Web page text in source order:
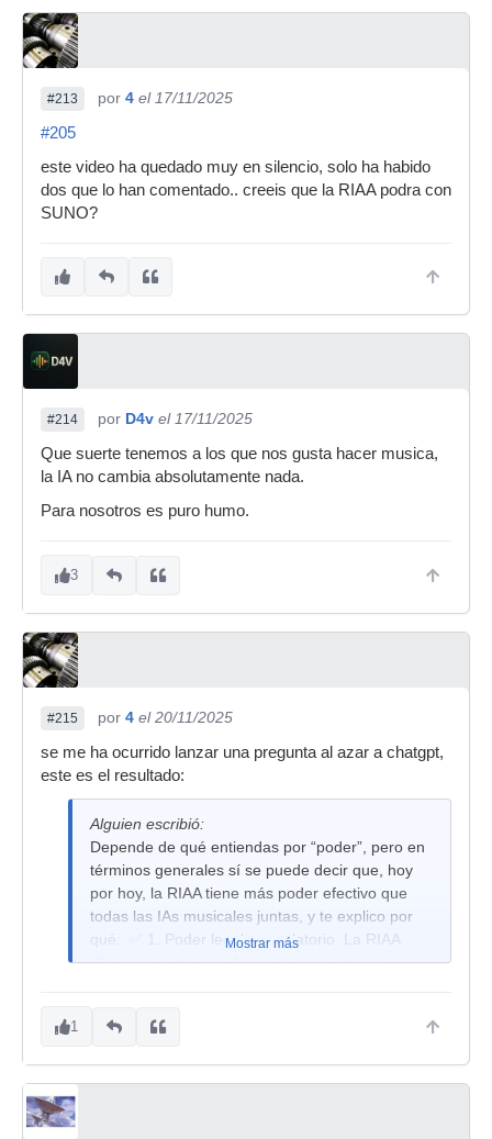
#213 por 4 el 17/11/2025
#205
este video ha quedado muy en silencio, solo ha habido
dos que lo han comentado.. creeis que la RIAA podra con
SUNO?
#214 por D4v el 17/11/2025
Que suerte tenemos a los que nos gusta hacer musica,
la IA no cambia absolutamente nada.
Para nosotros es puro humo.
3
#215 por 4 el 20/11/2025
se me ha ocurrido lanzar una pregunta al azar a chatgpt,
este es el resultado:
Alguien escribió:
Depende de qué entiendas por “poder”, pero en
términos generales sí se puede decir que, hoy
por hoy, la RIAA tiene más poder efectivo que
todas las IAs musicales juntas, y te explico por
qué: ✅ 1. Poder legal y regulatorio La RIAA
(Recording Industry Association of America):
influencia directa en legislación, tribunales y
Mostrar más
1